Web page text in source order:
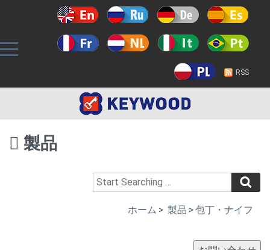
RSS
製品
ホーム > 製品 >包丁・ナイフ